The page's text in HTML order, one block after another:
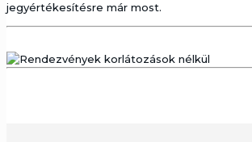
jegyértékesítésre már most.